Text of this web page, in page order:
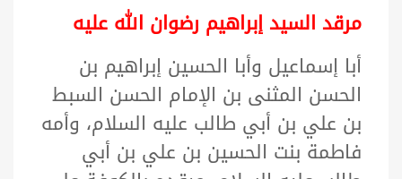
مرقد السيد إبراهيم رضوان الله عليه
أبا إسماعيل وأبا الحسين إبراهيم بن
الحسن المثنى بن الإمام الحسن السبط
بن علي بن أبي طالب عليه السلام، وأمه
فاطمة بنت الحسين بن علي بن أبي